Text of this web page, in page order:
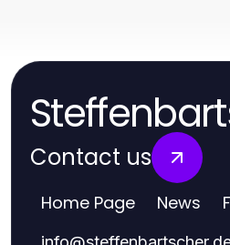
Contact us
Home Page News